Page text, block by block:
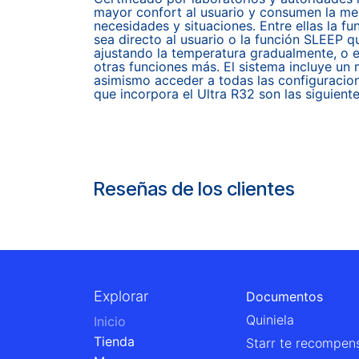
mayor confort al usuario y consumen la
necesidades y situaciones. Entre ellas la
sea directo al usuario o la función SLEEP
ajustando la temperatura gradualmente, o
otras funciones más. El sistema incluye
asimismo acceder a todas las
que incorpora el Ultra R32 son las
Reseñas de los clientes
Explorar
Inicio
Tienda
Documentos
Quiniela
Starr te